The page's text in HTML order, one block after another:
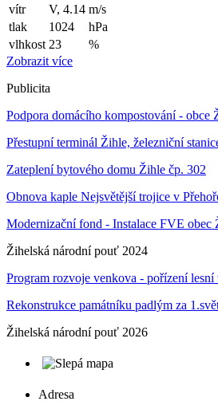
vítr
V, 4.14 m/s
tlak
1024
hPa
vlhkost 23
%
Zobrazit více
Publicita
Podpora domácího kompostování - obce
Přestupní terminál Žihle, železniční
Zateplení bytového domu Žihle čp. 302
Obnova kaple Nejsvětější trojice v
Modernizační fond - Instalace FVE obec
Žihelská národní pouť 2024
Program rozvoje venkova - pořízení lesní
Rekonstrukce památníku padlým za
Žihelská národní pouť 2026
Adresa